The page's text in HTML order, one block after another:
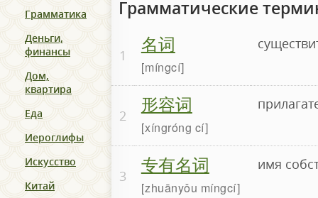
Грамматика
Деньги,
финансы
Дом,
квартира
Еда
Иероглифы
Искусство
Китай
Грамматические
1 名词
míngcí
2 形容词
xíngróng cí
3 专有名词
zhuānyǒu míngcí
имя